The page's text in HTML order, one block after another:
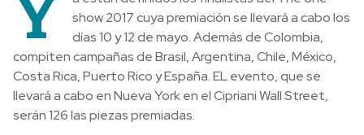
show 2017 cuya premiación se llevará a cabo los
días 10 y 12 de mayo. Además de Colombia,
compiten campañas de Brasil, Argentina, Chile, México,
Costa Rica, Puerto Rico y España. EL evento, que se
llevará a cabo en Nueva York en el Cipriani Wall Street,
serán 126 las piezas premiadas.